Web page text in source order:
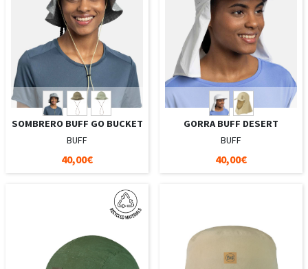
SOMBRERO BUFF GO BUCKET
BUFF
40,00€
GORRA BUFF DESERT
BUFF
40,00€